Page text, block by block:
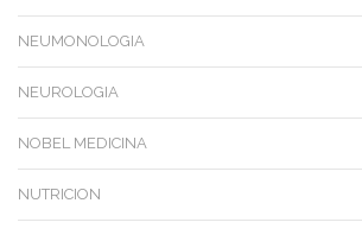
NEUMONOLOGIA
NEUROLOGIA
NOBEL MEDICINA
NUTRICION